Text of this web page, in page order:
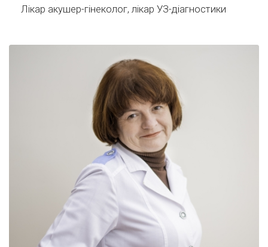
Лікар акушер-гінеколог, лікар УЗ-діагностики